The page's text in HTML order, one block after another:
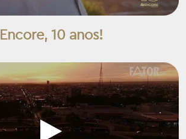
Encore, 10 anos!